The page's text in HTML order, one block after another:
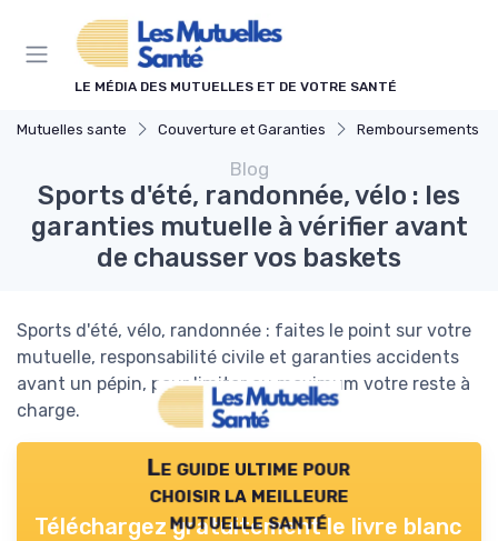
LE MÉDIA DES MUTUELLES ET DE VOTRE SANTÉ
Mutuelles sante Couverture et Garanties Remboursements des Soins
Blog
Sports d'été, randonnée, vélo : les
garanties mutuelle à vérifier avant
de chausser vos baskets
Sports d'été, vélo, randonnée : faites le point sur votre
mutuelle, responsabilité civile et garanties accidents
avant un pépin, pour limiter au maximum votre reste à
charge.
Le guide ultime pour
choisir la meilleure
mutuelle santé
Téléchargez gratuitement le livre blanc